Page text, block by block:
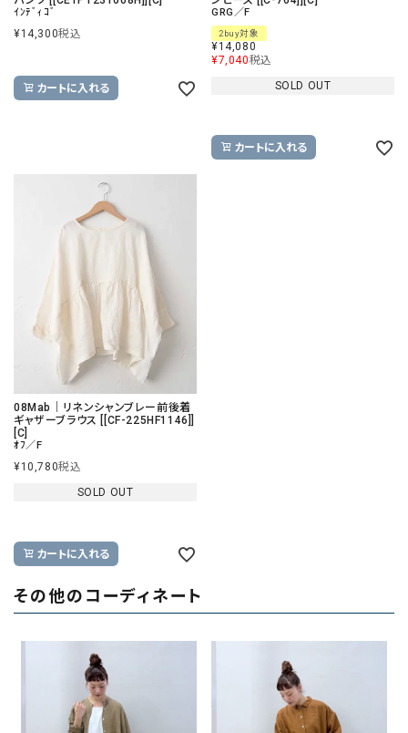
ｲﾝﾃﾞｨｺﾞ
¥14,300税込
カートに入れる
GRG／F
2buy対象
¥14,080
¥7,040税込
SOLD OUT
カートに入れる
08Mab｜リネンシャンブレー前後着
ギャザーブラウス [[CF-225HF1146]]
[C]
ｵﾌ／F
¥10,780税込
SOLD OUT
カートに入れる
その他のコーディネート